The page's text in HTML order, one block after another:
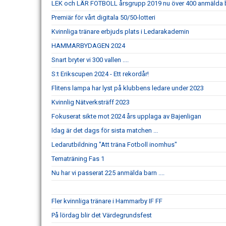
LEK och LÄR FOTBOLL årsgrupp 2019 nu över 400 anmälda
Premiär för vårt digitala 50/50-lotteri
Kvinnliga tränare erbjuds plats i Ledarakademin
HAMMARBYDAGEN 2024
Snart bryter vi 300 vallen ....
S:t Erikscupen 2024 - Ett rekordår!
Flitens lampa har lyst på klubbens ledare under 2023
Kvinnlig Nätverksträff 2023
Fokuserat sikte mot 2024 års upplaga av Bajenligan
Idag är det dags för sista matchen ...
Ledarutbildning "Att träna Fotboll inomhus"
Tematräning Fas 1
Nu har vi passerat 225 anmälda barn ....
Fler kvinnliga tränare i Hammarby IF FF
På lördag blir det Värdegrundsfest